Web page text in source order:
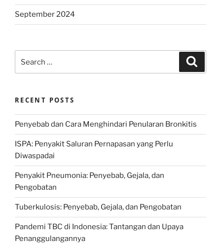
September 2024
for:
RECENT POSTS
Penyebab dan Cara Menghindari Penularan Bronkitis
ISPA: Penyakit Saluran Pernapasan yang Perlu
Diwaspadai
Penyakit Pneumonia: Penyebab, Gejala, dan
Pengobatan
Tuberkulosis: Penyebab, Gejala, dan Pengobatan
Pandemi TBC di Indonesia: Tantangan dan Upaya
Penanggulangannya